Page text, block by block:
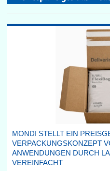
MONDI STELLT EIN
VERPACKUNGSKONZEPT
ANWENDUNGEN DURCH
VEREINFACHT